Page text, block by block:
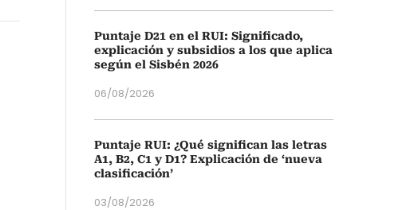
Puntaje D21 en el RUI: Significado,
explicación y subsidios a los que aplica
según el Sisbén 2026
06/08/2026
Puntaje RUI: ¿Qué significan las letras
A1, B2, C1 y D1? Explicación de ‘nueva
clasificación’
03/08/2026